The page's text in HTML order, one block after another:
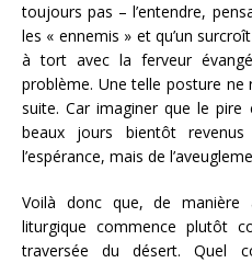
toujours pas – l’entendre,
les « ennemis » et qu’un
à tort avec la ferveur
problème. Une telle posture ne
suite. Car imaginer que le pire
beaux jours bientôt
l’espérance, mais de
Voilà donc que, de manière
liturgique commence plutôt
traversée du désert. Quel